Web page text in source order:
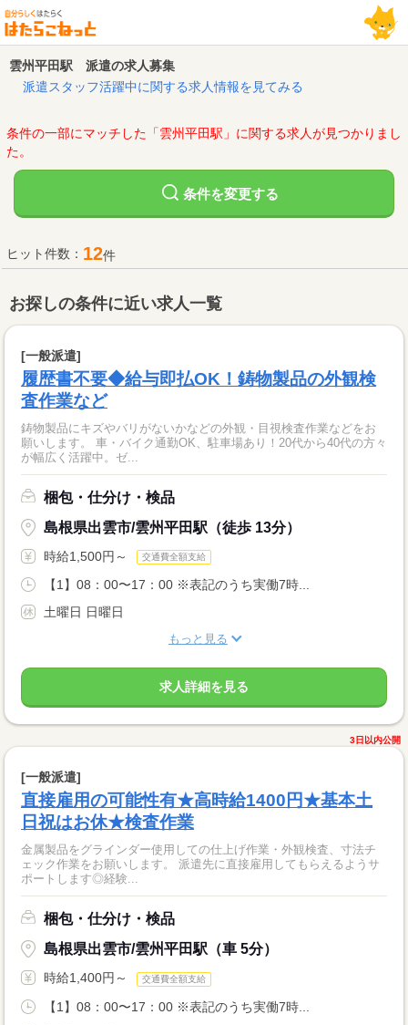
雲州平田駅 派遣の求人募集
派遣スタッフ活躍中に関する求人情報を見てみる
条件の一部にマッチした「雲州平田駅」に関する求人が見つかりまし
た。
条件を変更する
ヒット件数： 12件
お探しの条件に近い求人一覧
[一般派遣]
履歴書不要◆給与即払OK！鋳物製品の外観検
査作業など
鋳物製品にキズやバリがないかなどの外観・目視検査作業などをお
願いします。 車・バイク通勤OK、駐車場あり！20代から40代の方々
が幅広く活躍中。ゼ...
梱包・仕分け・検品
島根県出雲市/雲州平田駅（徒歩 13分）
時給1,500円～ 交通費全額支給
【1】08：00〜17：00 ※表記のうち実働7時...
土曜日 日曜日
もっと見る
求人詳細を見る
3日以内公開
[一般派遣]
直接雇用の可能性有★高時給1400円★基本土
日祝はお休★検査作業
金属製品をグラインダー使用しての仕上げ作業・外観検査、寸法チ
ェック作業をお願いします。 派遣先に直接雇用してもらえるようサ
ポートします◎経験...
梱包・仕分け・検品
島根県出雲市/雲州平田駅（車 5分）
時給1,400円～ 交通費全額支給
【1】08：00〜17：00 ※表記のうち実働7時...